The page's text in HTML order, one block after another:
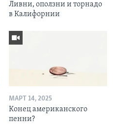
Ливни, оползни и торнадо
в Калифорнии
МАРТ 14, 2025
Конец американского
пенни?